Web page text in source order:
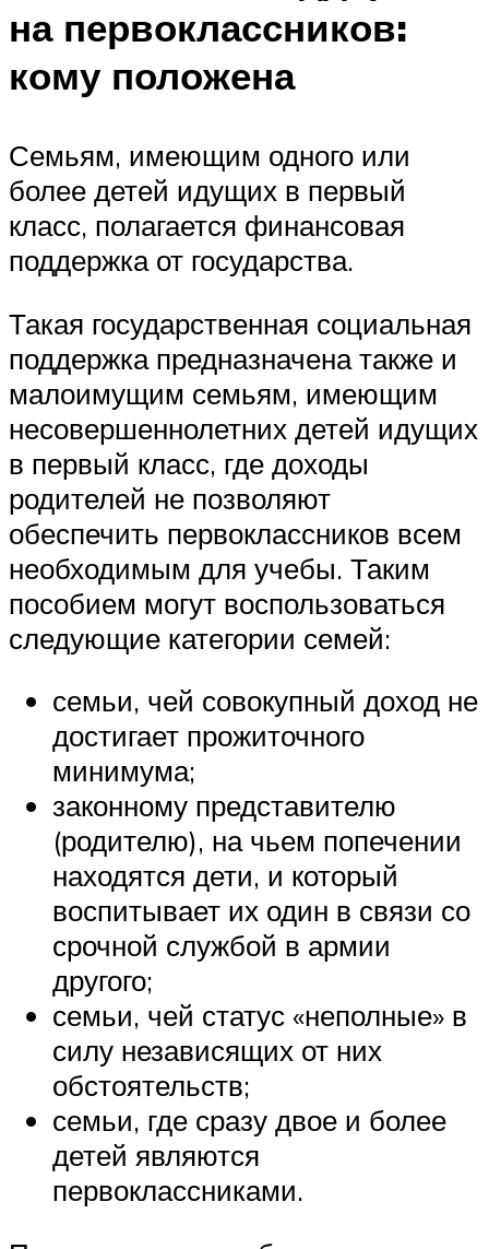
на первоклассников:
кому положена
Семьям, имеющим одного или
более детей идущих в первый
класс, полагается финансовая
поддержка от государства.
Такая государственная социальная
поддержка предназначена также и
малоимущим семьям, имеющим
несовершеннолетних детей идущих
в первый класс, где доходы
родителей не позволяют
обеспечить первоклассников всем
необходимым для учебы. Таким
пособием могут воспользоваться
следующие категории семей:
семьи, чей совокупный доход не
достигает прожиточного
минимума;
законному представителю
(родителю), на чьем попечении
находятся дети, и который
воспитывает их один в связи со
срочной службой в армии
другого;
семьи, чей статус «неполные» в
силу независящих от них
обстоятельств;
семьи, где сразу двое и более
детей являются
первоклассниками.